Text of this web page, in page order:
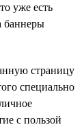
уже есть
баннеры
страницу
специально
с пользой